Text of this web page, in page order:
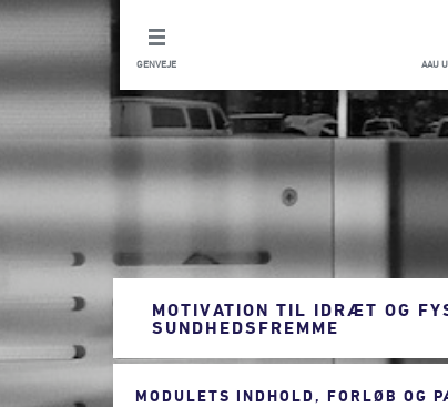
GENVEJE AAU
MOTIVATION TIL IDRÆT OG
SUNDHEDSFREMME
MODULETS INDHOLD, FORLØB OG